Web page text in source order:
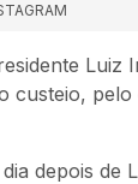
Luiz
custeio,
depois de